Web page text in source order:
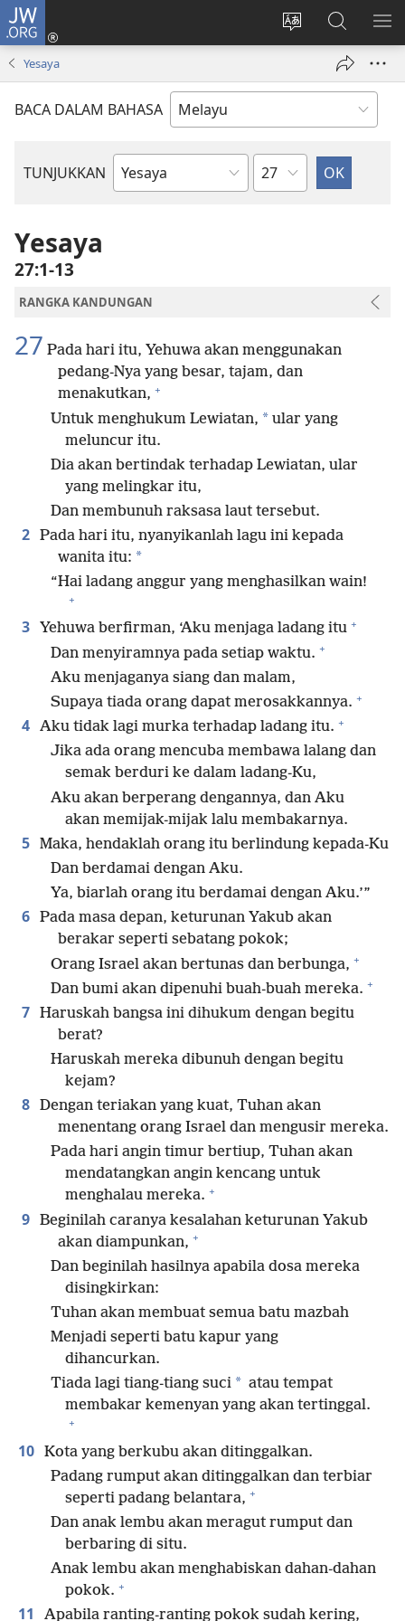
JW.ORG
Tukar
bahasa
web
Log
Masuk
baharu)
Cari
JW.ORG
Yesaya
BACA DALAM BAHASA
TUNJUKKAN
Buku
Bab
Yesaya
27:1-13
RANGKA KANDUNGAN
27 Pada hari itu, Yehuwa akan menggunakan
pedang-Nya yang besar, tajam, dan
menakutkan, +
Untuk menghukum Lewiatan, * ular yang
meluncur itu.
Dia akan bertindak terhadap Lewiatan, ular
yang melingkar itu,
Dan membunuh raksasa laut tersebut.
2 Pada hari itu, nyanyikanlah lagu ini kepada
wanita itu: *
“Hai ladang anggur yang menghasilkan wain!
+
3 Yehuwa berfirman, ‘Aku menjaga ladang itu +
Dan menyiramnya pada setiap waktu. +
Aku menjaganya siang dan malam,
Supaya tiada orang dapat merosakkannya. +
4 Aku tidak lagi murka terhadap ladang itu. +
Jika ada orang mencuba membawa lalang dan
semak berduri ke dalam ladang-Ku,
Aku akan berperang dengannya, dan Aku
akan memijak-mijak lalu membakarnya.
5 Maka, hendaklah orang itu berlindung kepada-Ku
Dan berdamai dengan Aku.
Ya, biarlah orang itu berdamai dengan Aku.’”
6 Pada masa depan, keturunan Yakub akan
berakar seperti sebatang pokok;
Orang Israel akan bertunas dan berbunga, +
Dan bumi akan dipenuhi buah-buah mereka. +
7 Haruskah bangsa ini dihukum dengan begitu
berat?
Haruskah mereka dibunuh dengan begitu
kejam?
8 Dengan teriakan yang kuat, Tuhan akan
menentang orang Israel dan mengusir mereka.
Pada hari angin timur bertiup, Tuhan akan
mendatangkan angin kencang untuk
menghalau mereka. +
9 Beginilah caranya kesalahan keturunan Yakub
akan diampunkan, +
Dan beginilah hasilnya apabila dosa mereka
disingkirkan:
Tuhan akan membuat semua batu mazbah
Menjadi seperti batu kapur yang
dihancurkan.
Tiada lagi tiang-tiang suci * atau tempat
membakar kemenyan yang akan tertinggal.
+
10 Kota yang berkubu akan ditinggalkan.
Padang rumput akan ditinggalkan dan terbiar
seperti padang belantara, +
Dan anak lembu akan meragut rumput dan
berbaring di situ.
Anak lembu akan menghabiskan dahan-dahan
pokok. +
11 Apabila ranting-ranting pokok sudah kering,